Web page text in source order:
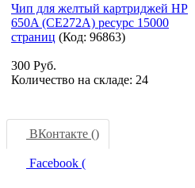
Чип для желтый картриджей HP
650A (CE272A) ресурс 15000
страниц (Код: 96863)
300 Руб.
Количество на складе: 24
ВКонтакте ()
Facebook (